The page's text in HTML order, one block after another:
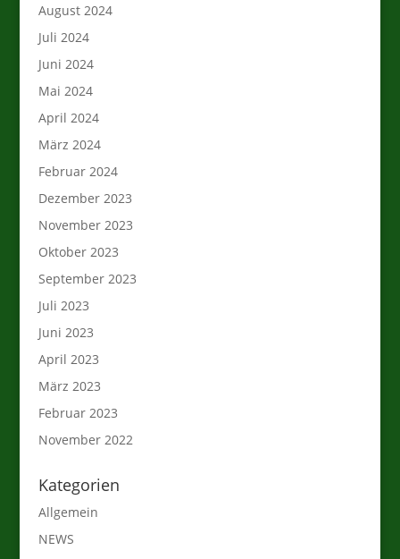
August 2024
Juli 2024
Juni 2024
Mai 2024
April 2024
März 2024
Februar 2024
Dezember 2023
November 2023
Oktober 2023
September 2023
Juli 2023
Juni 2023
April 2023
März 2023
Februar 2023
November 2022
Kategorien
Allgemein
NEWS